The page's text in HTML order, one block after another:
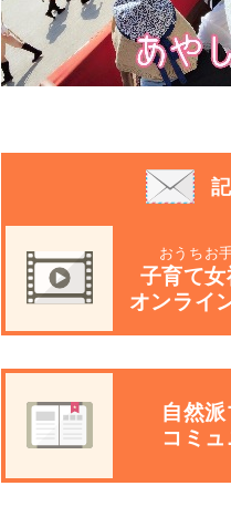
おうちお
子育て
オンライ
自然
コミ